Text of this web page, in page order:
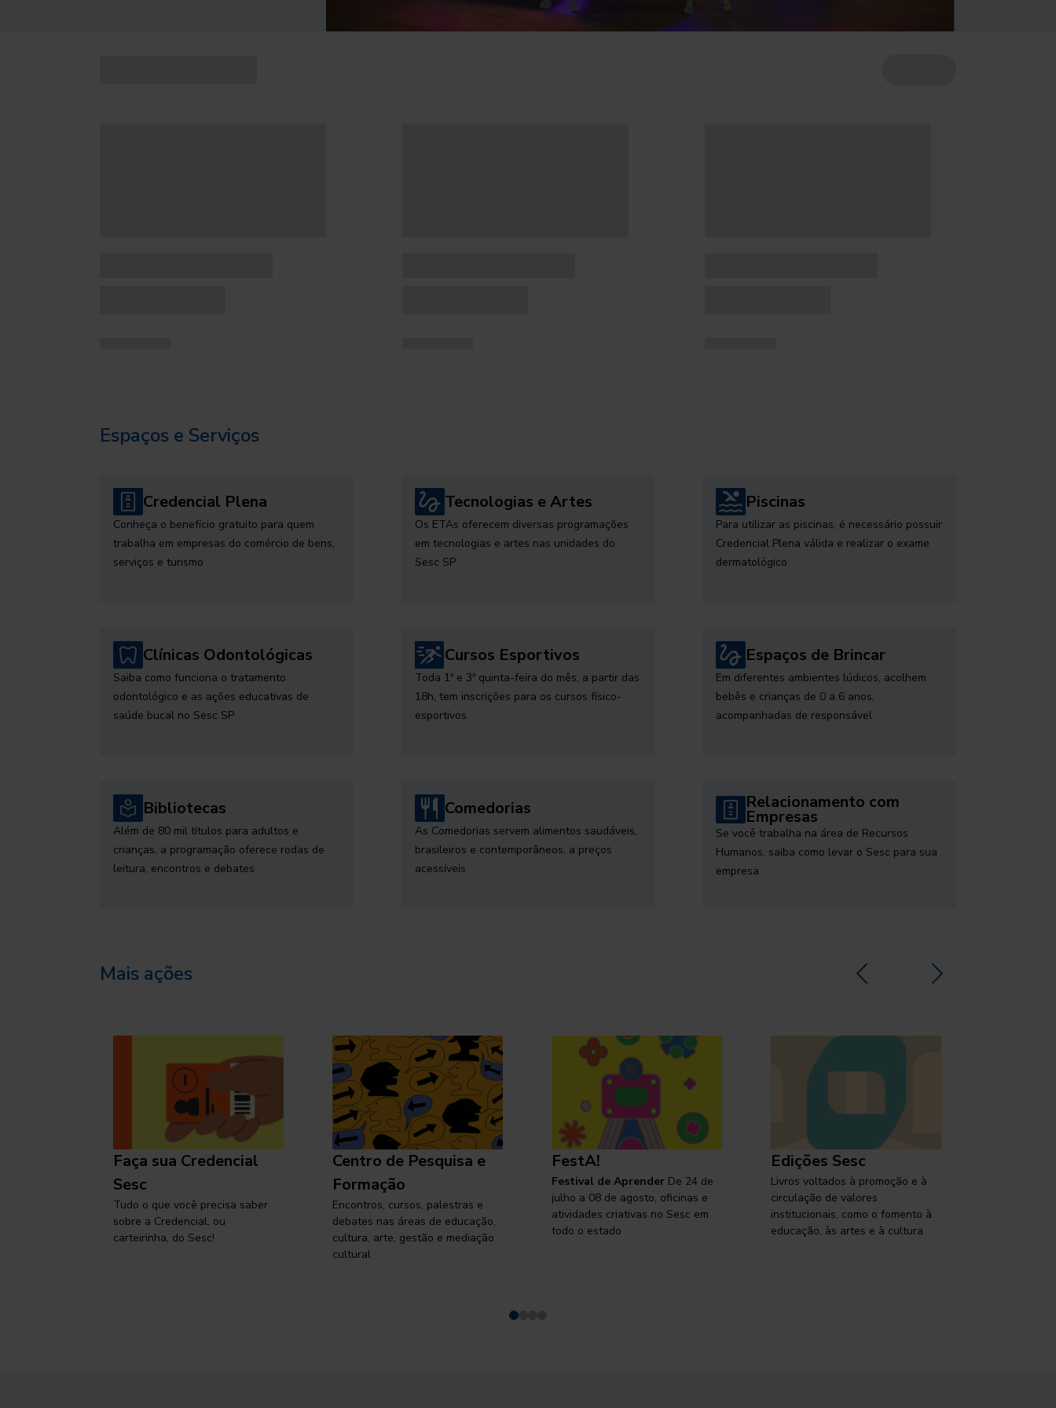
Espaços e Serviços
Credencial Plena
Conheça o benefício gratuito para quem
trabalha em empresas do comércio de bens,
serviços e turismo
Tecnologias e Artes
Os ETAs oferecem diversas programações
em tecnologias e artes nas unidades do
Sesc SP
Piscinas
Para utilizar as piscinas, é necessário possuir
Credencial Plena válida e realizar o exame
dermatológico
Clínicas Odontológicas
Saiba como funciona o tratamento
odontológico e as ações educativas de
saúde bucal no Sesc SP
Cursos Esportivos
Toda 1ª e 3ª quinta-feira do mês, a partir das
18h, tem inscrições para os cursos físico-
esportivos
Espaços de Brincar
Em diferentes ambientes lúdicos, acolhem
bebês e crianças de 0 a 6 anos,
acompanhadas de responsável
Bibliotecas
Além de 80 mil títulos para adultos e
crianças, a programação oferece rodas de
leitura, encontros e debates
Comedorias
As Comedorias servem alimentos saudáveis,
brasileiros e contemporâneos, a preços
acessíveis
Relacionamento com
Empresas
Se você trabalha na área de Recursos
Humanos, saiba como levar o Sesc para sua
empresa
Mais ações
Faça sua Credencial
Sesc
Tudo o que você precisa saber
sobre a Credencial, ou
carteirinha, do Sesc!
Centro de Pesquisa e
Formação
Encontros, cursos, palestras e
debates nas áreas de educação,
cultura, arte, gestão e mediação
cultural
FestA!
Festival de Aprender De 24 de
julho a 08 de agosto, oficinas e
atividades criativas no Sesc em
todo o estado
Edições Sesc
Livros voltados à promoção e à
circulação de valores
institucionais, como o fomento à
educação, às artes e à cultura